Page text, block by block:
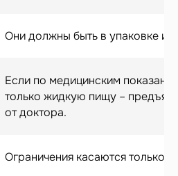
Они должны быть в упаковке и
Если по медицинским
только жидкую пищу –
от доктора.
Ограничения касаются только